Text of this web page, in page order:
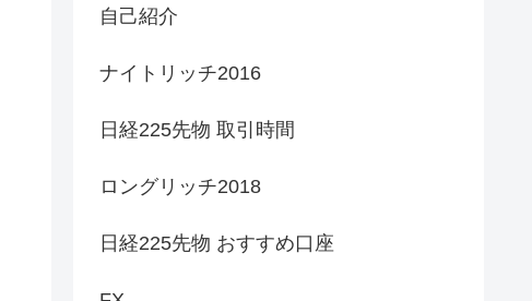
自己紹介
ナイトリッチ2016
日経225先物 取引時間
ロングリッチ2018
日経225先物 おすすめ口座